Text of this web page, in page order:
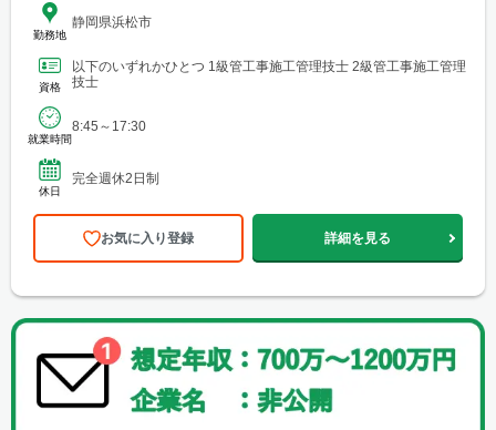
勤務地
静岡県浜松市
資格
以下のいずれかひとつ 1級管工事施工管理技士 2級管工事施工管理
技士
就業時間
8:45～17:30
休日
完全週休2日制
お気に入り登録 詳細を見る